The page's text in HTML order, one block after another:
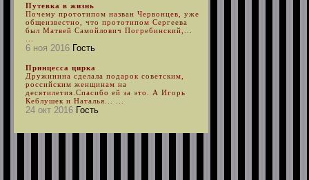
Путевка в жизнь
Почему прототипом назван Червонцев, уже
общеизвестно, что прототипом Сергеева
был Матвей Самойлович Погребинский,...
6 ноя 2016 Гость
Принцесса цирка
Дружинина сделала подарок советским,
российским женщинам на
десятилетия.Спасибо ей за это. А Игорь
Кеблушек и Наталья... ...
24 окт 2016 Гость